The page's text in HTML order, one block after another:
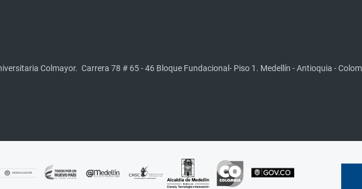
Colmayor. Carrera 78 # 65 - 46 Bloque Fundacional- Piso 1. Medellín - Antioquia -